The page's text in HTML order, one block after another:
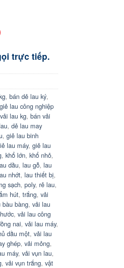
trực tiếp.
, bán dẻ lau ký,
lau công nghiệp
lau kg, bán vải
, dẻ lau may
, giẻ lau binh
lau máy, giẻ lau
, khổ lớn, khổ nhỏ,
dầu, lau gỗ, lau
nhớt, lau thiết bị,
sạch, poly, rẻ lau,
hút, trắng, vải
bàu bàng, vải lau
, vải lau công
nai, vải lau máy,
dầu một, vải lau
ghép, vải mỏng,
máy, vải vụn lau,
, vải vụn trắng, vật